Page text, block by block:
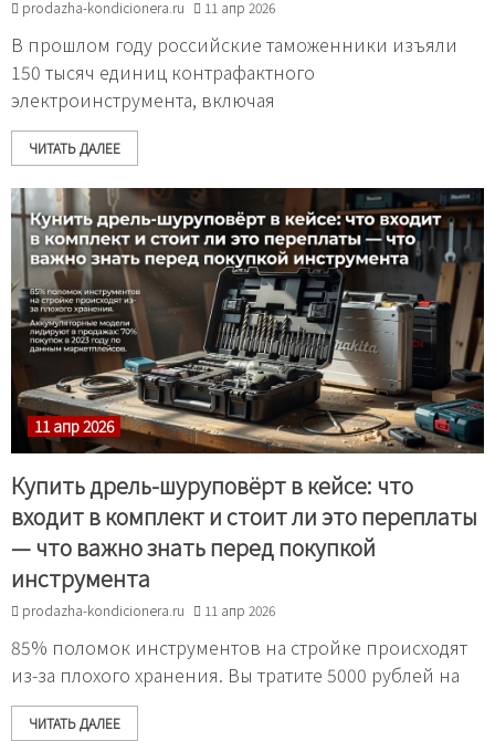
prodazha-kondicionera.ru 11 апр 2026
В прошлом году российские таможенники изъяли
150 тысяч единиц контрафактного
электроинструмента, включая
ЧИТАТЬ ДАЛЕЕ
11 апр 2026
Купить дрель-шуруповёрт в кейсе: что
входит в комплект и стоит ли это переплаты
— что важно знать перед покупкой
инструмента
prodazha-kondicionera.ru 11 апр 2026
85% поломок инструментов на стройке происходят
из-за плохого хранения. Вы тратите 5000 рублей на
ЧИТАТЬ ДАЛЕЕ